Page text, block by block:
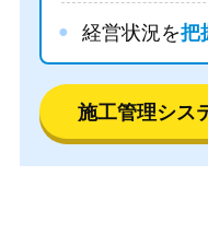
経営状況を把
施工管理シス